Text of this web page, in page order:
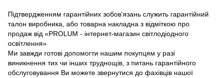
Підтвердженням гарантійних зобов'язань служить гарантійний
талон виробника, або товарна накладна з відміткою про
продаж від «PROLUM - інтернет-магазин світлодіодного
освітлення»
Ми завжди готові допомогти нашим покупцям у разі
виникнення тих чи інших труднощів, з питань гарантійного
обслуговування Ви можете звернутися до фахівців нашої